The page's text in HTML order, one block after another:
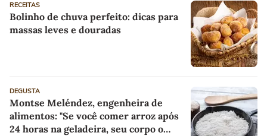
RECEITAS
Bolinho de chuva perfeito: dicas para
massas leves e douradas
DEGUSTA
Montse Meléndez, engenheira de
alimentos: "Se você comer arroz após
24 horas na geladeira, seu corpo o